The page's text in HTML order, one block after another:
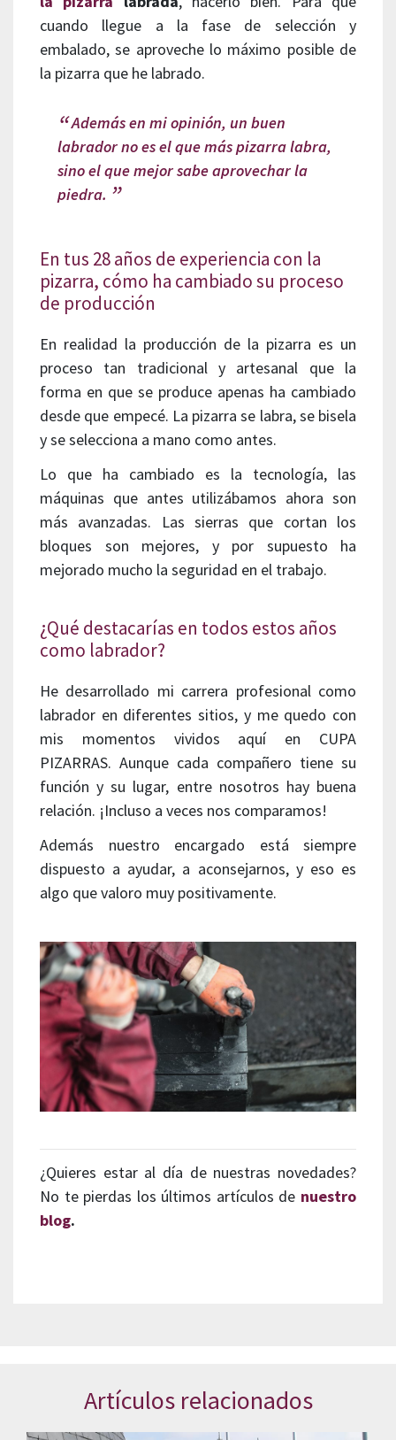
cuando llegue a la fase de selección y
embalado, se aproveche lo máximo posible de
la pizarra que he labrado.
Además en mi opinión, un buen
labrador no es el que más pizarra labra,
sino el que mejor sabe aprovechar la
piedra.
En tus 28 años de experiencia con la
pizarra, cómo ha cambiado su proceso
de producción
En realidad la producción de la pizarra es un
proceso tan tradicional y artesanal que la
forma en que se produce apenas ha cambiado
desde que empecé. La pizarra se labra, se bisela
y se selecciona a mano como antes.
Lo que ha cambiado es la tecnología, las
máquinas que antes utilizábamos ahora son
más avanzadas. Las sierras que cortan los
bloques son mejores, y por supuesto ha
mejorado mucho la seguridad en el trabajo.
¿Qué destacarías en todos estos años
como labrador?
He desarrollado mi carrera profesional como
labrador en diferentes sitios, y me quedo con
mis momentos vividos aquí en CUPA
PIZARRAS. Aunque cada compañero tiene su
función y su lugar, entre nosotros hay buena
relación. ¡Incluso a veces nos comparamos!
Además nuestro encargado está siempre
dispuesto a ayudar, a aconsejarnos, y eso es
algo que valoro muy positivamente.
¿Quieres estar al día de nuestras novedades?
No te pierdas los últimos artículos de nuestro
blog.
Artículos relacionados